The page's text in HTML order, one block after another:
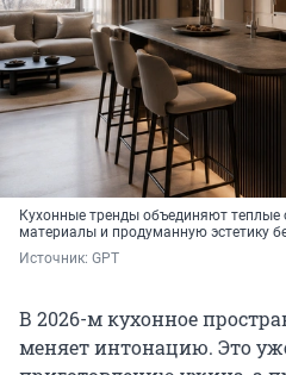
Кухонные тренды объединяют теплые
материалы и продуманную эстетику
Источник: GPT
В 2026-м кухонное
меняет интонацию. Это